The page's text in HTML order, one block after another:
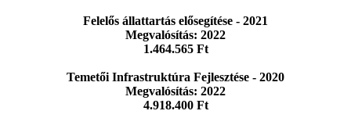
Felelős állattartás elősegítése - 2021
Megvalósítás: 2022
1.464.565 Ft
Temetői Infrastruktúra Fejlesztése - 2020
Megvalósítás: 2022
4.918.400 Ft